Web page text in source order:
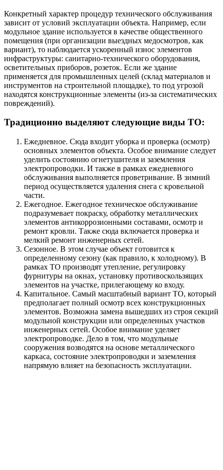
Конкретный характер процедур технического обслуживания
зависит от условий эксплуатации объекта. Например, если
модульное здание используется в качестве общественного
помещения (при организации выездных медосмотров, как
вариант), то наблюдается ускоренный износ элементов
инфраструктуры: санитарно-технического оборудования,
осветительных приборов, розеток. Если же здание
применяется для промышленных целей (склад материалов и
инструментов на строительной площадке), то под угрозой
находятся конструкционные элементы (из-за систематических
повреждений).
Традиционно выделяют следующие виды ТО:
Ежедневное. Сюда входит уборка и проверка (осмотр)
основных элементов объекта. Особое внимание следует
уделить состоянию огнетушителя и заземления
электропроводки. И также в рамках ежедневного
обслуживания выполняется проветривание. В зимний
период осуществляется удаления снега с кровельной
части.
Ежегодное. Ежегодное техническое обслуживание
подразумевает покраску, обработку металлических
элементов антикоррозионными составами, осмотр и
ремонт кровли. Также сюда включается проверка и
мелкий ремонт инженерных сетей.
Сезонное. В этом случае объект готовится к
определенному сезону (как правило, к холодному). В
рамках ТО производят утепление, регулировку
фурнитуры на окнах, установку противоскользящих
элементов на участке, прилегающему ко входу.
Капитальное. Самый масштабный вариант ТО, который
предполагает полный осмотр всех конструкционных
элементов. Возможна замена вышедших из строя секций
модульной конструкции или определенных участков
инженерных сетей. Особое внимание уделяет
электропроводке. Дело в том, что модульные
сооружения возводятся на основе металлического
каркаса, состояние электропроводки и заземления
напрямую влияет на безопасность эксплуатации.